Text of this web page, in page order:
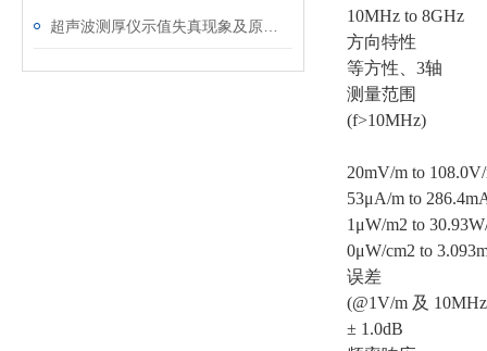
10MHz to 8GHz
方向特性
等方性、3轴
测量范围
(f>10MHz)
20mV/m to
53μA/m to
1μW/m2 to
0μW/cm2 to
误差
(@1V/m 及
± 1.0dB